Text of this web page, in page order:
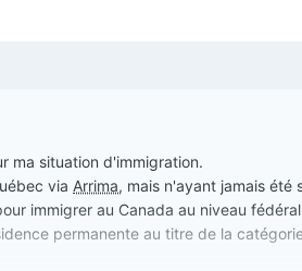
ma situation d'immigration.
via Arrima, mais n'ayant jamais été
immigrer au Canada au niveau
permanente au titre de la